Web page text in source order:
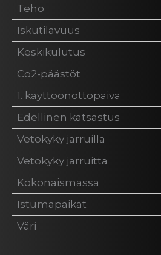
Teho
Iskutilavuus
Keskikulutus
Co2-päästöt
1. käyttöönottopäivä
Edellinen katsastus
Vetokyky jarruilla
Vetokyky jarruitta
Kokonaismassa
Istumapaikat
Väri